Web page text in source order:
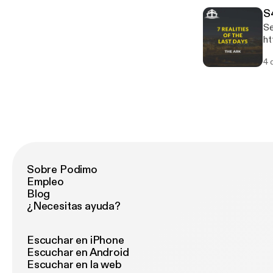
4
Sobre Podimo
Empleo
Blog
¿Necesitas ayuda?
Escuchar en iPhone
Escuchar en Android
Escuchar en la web